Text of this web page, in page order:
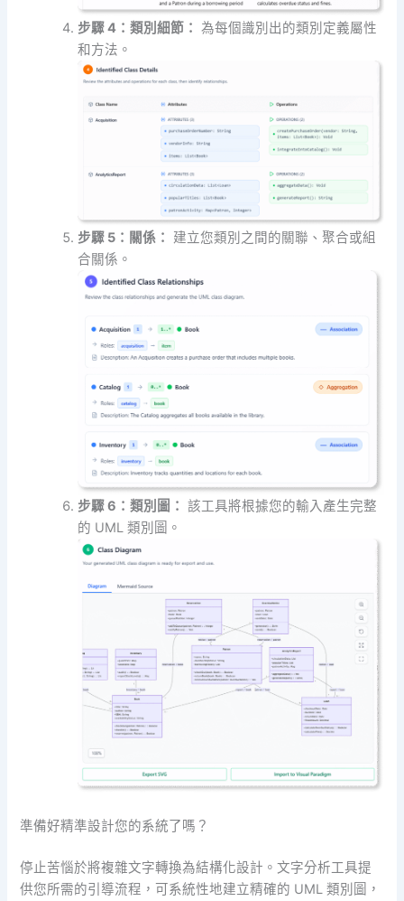
步驟 4：類別細節： 為每個識別出的類別定義屬性
和方法。
步驟 5：關係：
建立您類別之間的關聯、聚合或組
合關係。
步驟 6：類別圖： 該工具將根據您的輸入產生完整
的 UML 類別圖。
準備好精準設計您的系統了嗎？
停止苦惱於將複雜文字轉換為結構化設計。文字分析工具提
供您所需的引導流程，可系統性地建立精確的 UML 類別圖，